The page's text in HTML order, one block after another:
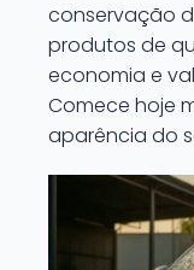
conservação
produtos de
economia e
Comece hoje
aparência do